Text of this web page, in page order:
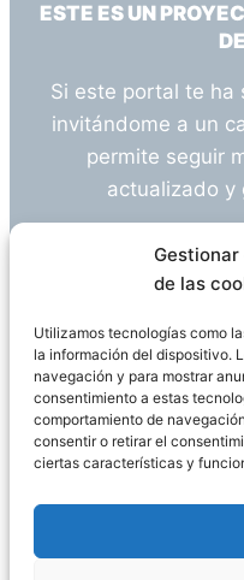
de las
Utilizamos tecnologías como
la información del dispositivo.
navegación y para mostrar
consentimiento a estas
comportamiento de
consentir o retirar el
ciertas características y
ESTE ES UN
Si este portal te ha
invitándome a un
permite seguir
actualizado y
¿Tienes alguna
Descargo de
Declaración de